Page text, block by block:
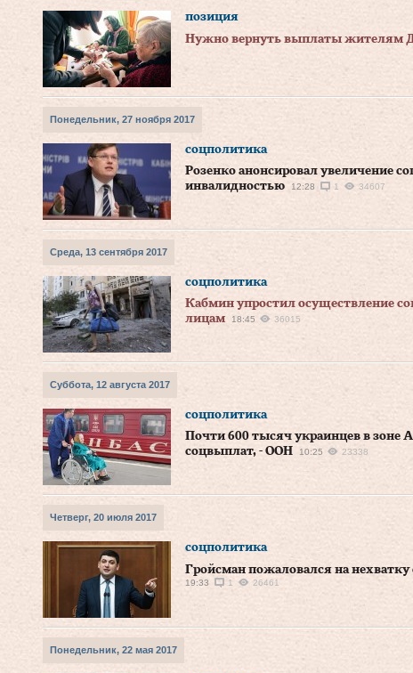
позиция
Нужно вернуть выплаты жителям
Понедельник, 27 ноября 2017
соцполитика
Розенко анонсировал увеличение
инвалидностью
12:28 1 34607
Среда, 13 сентября 2017
соцполитика
Кабмин упростил осуществление
лицам
18:45 36015
Суббота, 12 августа 2017
соцполитика
Почти 600 тысяч украинцев в зоне
соцвыплат, - ООН
10:25 23338
Четверг, 20 июля 2017
соцполитика
Гройсман пожаловался на
19:33 1 26461
Понедельник, 22 мая 2017